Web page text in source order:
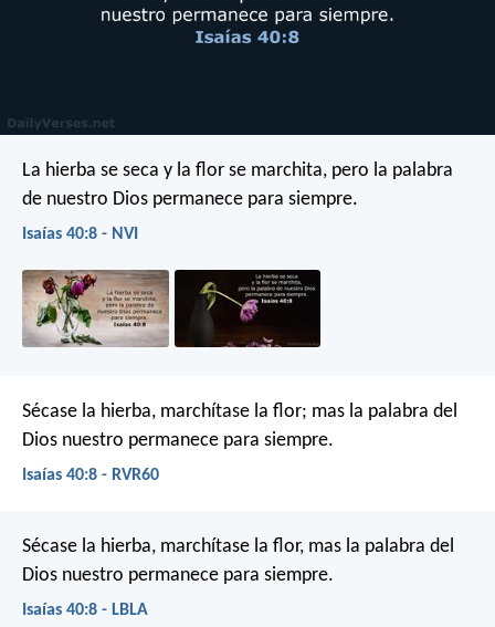
La hierba se seca y la flor se marchita, pero la palabra
de nuestro Dios permanece para siempre.
Isaías 40:8 - NVI
Sécase la hierba, marchítase la flor; mas la palabra del
Dios nuestro permanece para siempre.
Isaías 40:8 - RVR60
Sécase la hierba, marchítase la flor, mas la palabra del
Dios nuestro permanece para siempre.
Isaías 40:8 - LBLA